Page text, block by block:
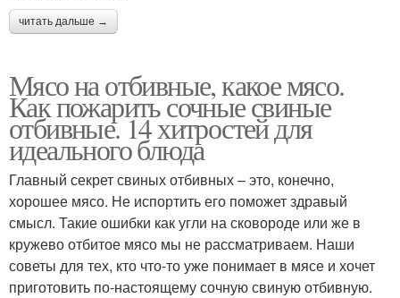
читать дальше →
Мясо на отбивные, какое мясо.
Как пожарить сочные свиные
отбивные. 14 хитростей для
идеального блюда
Главный секрет свиных отбивных – это, конечно,
хорошее мясо. Не испортить его поможет здравый
смысл. Такие ошибки как угли на сковороде или же в
кружево отбитое мясо мы не рассматриваем. Наши
советы для тех, кто что-то уже понимает в мясе и хочет
приготовить по-настоящему сочную свиную отбивную.